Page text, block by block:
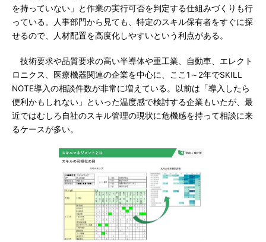
を持っていない」と作業の実行可否を判定する仕組みづくりも行
っている。人事部門から見ても、特定のスキル保有者をすぐに探
せるので、人材配置を高度化しやすいという利点がある。
技術要求や品質要求の高い半導体や重工業、自動車、エレクト
ロニクス、医療機器関連の企業を中心に、ここ1～2年でSKILL
NOTE導入の相談件数が非常に増えている。以前は「導入したら
便利かもしれない」といった温度感で検討する企業もいたが、最
近ではむしろ自社のスキル管理の現状に危機感を持って相談に来
るケースが多い。